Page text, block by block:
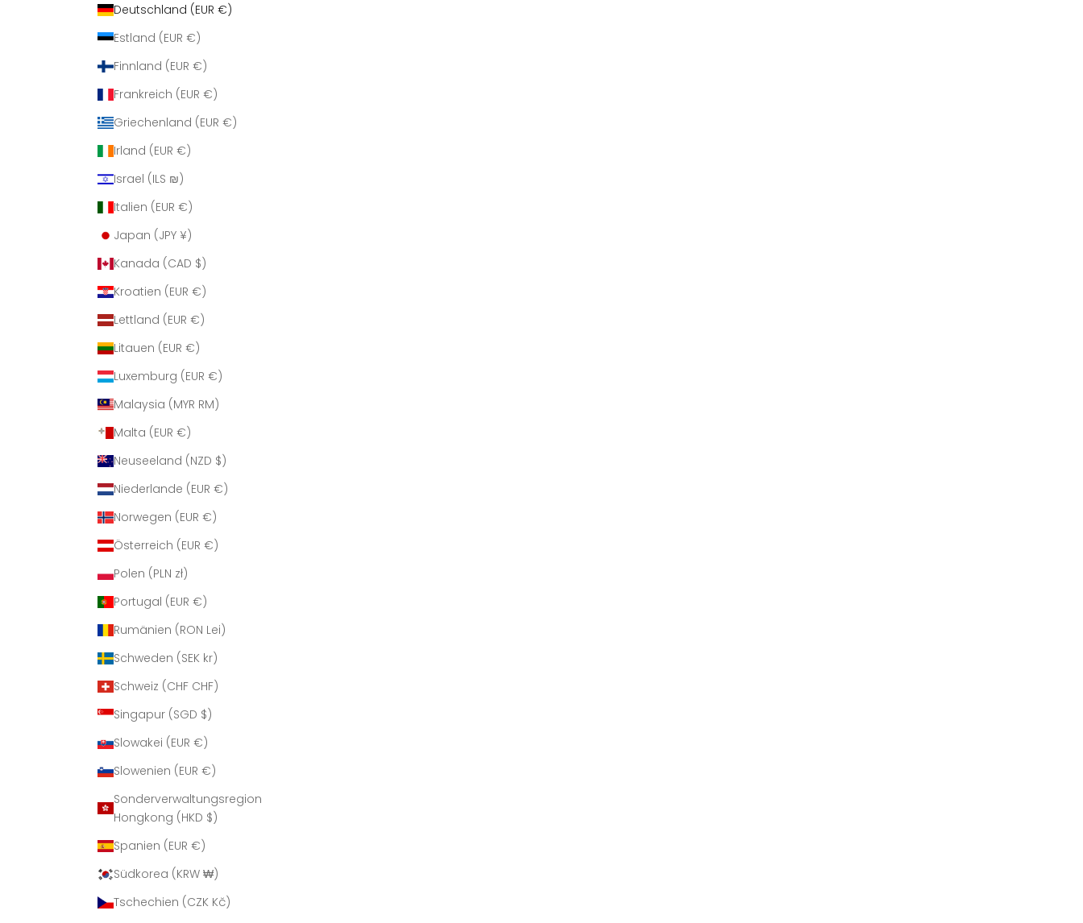
Deutschland (EUR €)
Estland (EUR €)
Finnland (EUR €)
Frankreich (EUR €)
Griechenland (EUR €)
Irland (EUR €)
Israel (ILS ₪)
Italien (EUR €)
Japan (JPY ¥)
Kanada (CAD $)
Kroatien (EUR €)
Lettland (EUR €)
Litauen (EUR €)
Luxemburg (EUR €)
Malaysia (MYR RM)
Malta (EUR €)
Neuseeland (NZD $)
Niederlande (EUR €)
Norwegen (EUR €)
Österreich (EUR €)
Polen (PLN zł)
Portugal (EUR €)
Rumänien (RON Lei)
Schweden (SEK kr)
Schweiz (CHF CHF)
Singapur (SGD $)
Slowakei (EUR €)
Slowenien (EUR €)
Sonderverwaltungsregion
Hongkong (HKD $)
Spanien (EUR €)
Südkorea (KRW ₩)
Tschechien (CZK Kč)